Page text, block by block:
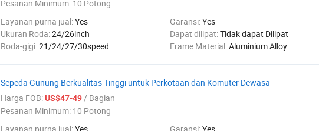
Pesanan Minimum: 10 Potong
Layanan purna jual:Yes Garansi:Yes
Ukuran Roda:24/26inch Dapat dilipat:Tidak dapat Dilipat
Roda-gigi:21/24/27/30speed Frame Material:Aluminium Alloy
Sepeda Gunung Berkualitas Tinggi untuk Perkotaan dan Komuter Dewasa
Harga FOB:US$47-49/ Bagian
Pesanan Minimum: 10 Potong